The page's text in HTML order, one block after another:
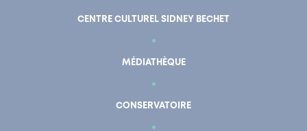
CENTRE CULTUREL SIDNEY BECHET
MÉDIATHÈQUE
CONSERVATOIRE